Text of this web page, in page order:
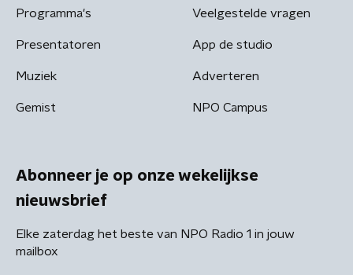
Programma's
Presentatoren
Muziek
Gemist
Veelgestelde vragen
App de studio
Adverteren
NPO Campus
Abonneer je op onze wekelijkse
nieuwsbrief
Elke zaterdag het beste van NPO Radio 1 in jouw
mailbox